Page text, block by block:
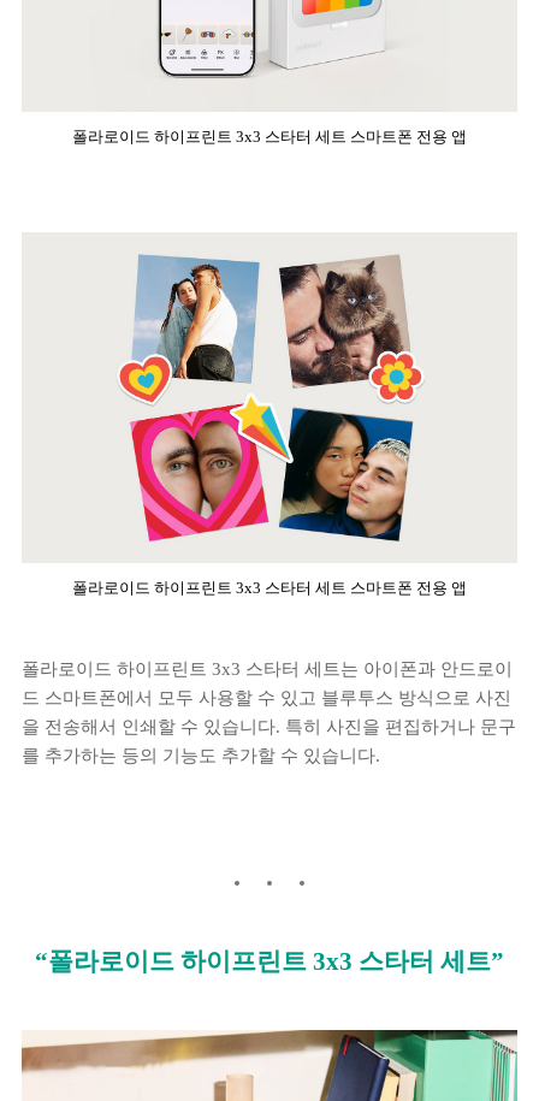
폴라로이드 하이프린트 3x3 스타터 세트 스마트폰 전용 앱
폴라로이드 하이프린트 3x3 스타터 세트 스마트폰 전용 앱
폴라로이드 하이프린트 3x3 스타터 세트는 아이폰과 안드로이
드 스마트폰에서 모두 사용할 수 있고 블루투스 방식으로 사진
을 전송해서 인쇄할 수 있습니다. 특히 사진을 편집하거나 문구
를 추가하는 등의 기능도 추가할 수 있습니다.
“폴라로이드 하이프린트 3x3 스타터 세트”